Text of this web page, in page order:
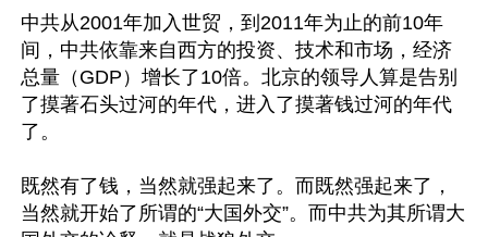
中共从2001年加入世贸，到2011年为止的前10年
间，中共依靠来自西方的投资、技术和市场，经济
总量（GDP）增长了10倍。北京的领导人算是告别
了摸著石头过河的年代，进入了摸著钱过河的年代
了。
既然有了钱，当然就强起来了。而既然强起来了，
当然就开始了所谓的“大国外交”。而中共为其所谓大